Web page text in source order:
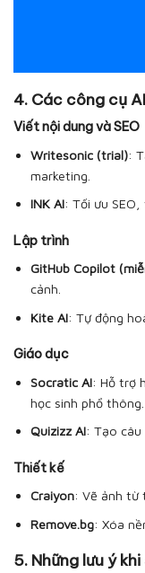
4. Các công cụ
Viết nội dung và SEO
Writesonic (trial):
marketing.
INK AI: Tối ưu
Lập trình
GitHub Copilot
cảnh.
Kite AI: Tự động
Giáo dục
Socratic AI: Hỗ trợ
học sinh phổ thông.
Quizizz AI: Tạo câu
Thiết kế
Craiyon: Vẽ ảnh từ
Remove.bg: Xóa
5. Những lưu ý